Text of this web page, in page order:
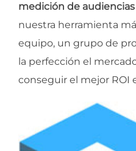
medición de
nuestra herramienta
equipo, un grupo de
la perfección el
conseguir el mejor ROI